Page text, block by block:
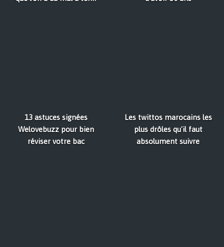
13 astuces signées
Welovebuzz pour bien
réviser votre bac
Les twittos marocains les
plus drôles qu'il faut
absolument suivre